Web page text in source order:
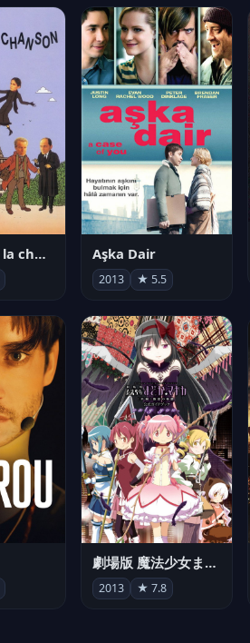
On connaît la chanson Aşka Dair
2013 ★ 5.5
劇場版 魔法少女まどか☆マギカ[新編]叛逆の物語
2013 ★ 7.8